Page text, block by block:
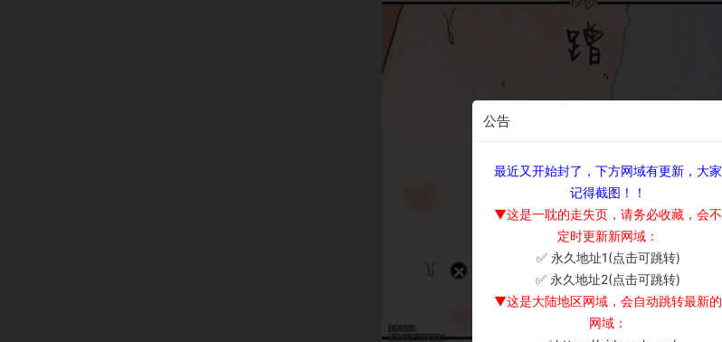
公告
最近又开始封了，下方网域有更新，大家
记得截图！！
▼这是一耽的走失页，请务必收藏，会不
定时更新新网域：
✅ 永久地址1(点击可跳转)
✅ 永久地址2(点击可跳转)
▼这是大陆地区网域，会自动跳转最新的
网域：
×